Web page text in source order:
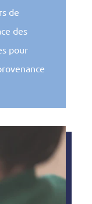
de
des
pour